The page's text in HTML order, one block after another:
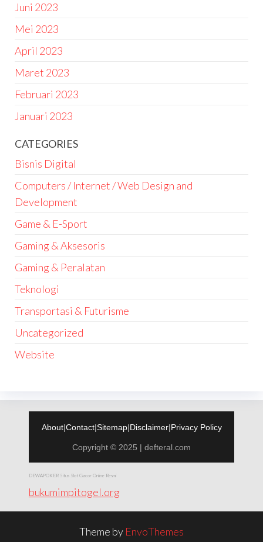
Juni 2023
Mei 2023
April 2023
Maret 2023
Februari 2023
Januari 2023
CATEGORIES
Bisnis Digital
Computers / Internet / Web Design and
Development
Game & E-Sport
Gaming & Aksesoris
Gaming & Peralatan
Teknologi
Transportasi & Futurisme
Uncategorized
Website
About|Contact|Sitemap|Disclaimer|Privacy Policy
Copyright © 2025 | defteral.com
DEWAPOKER Situs Slot Gacor Online Resmi
bukumimpitogel.org
Theme by EnvoThemes